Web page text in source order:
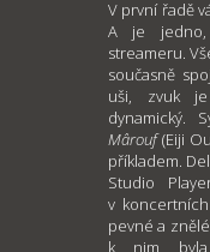
V první řadě
A je jedno,
streameru.
současně
uši, zvuk
dynamický.
Mârouf(Eiji
příkladem.
Studio
v
pevné a
k nim